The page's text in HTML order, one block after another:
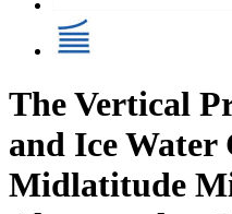
The Vertical
and Ice Water
Midlatitude